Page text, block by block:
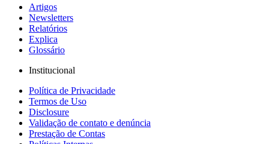
Artigos
Newsletters
Relatórios
Explica
Glossário
Institucional
Política de Privacidade
Termos de Uso
Disclosure
Validação de contato e denúncia
Prestação de Contas